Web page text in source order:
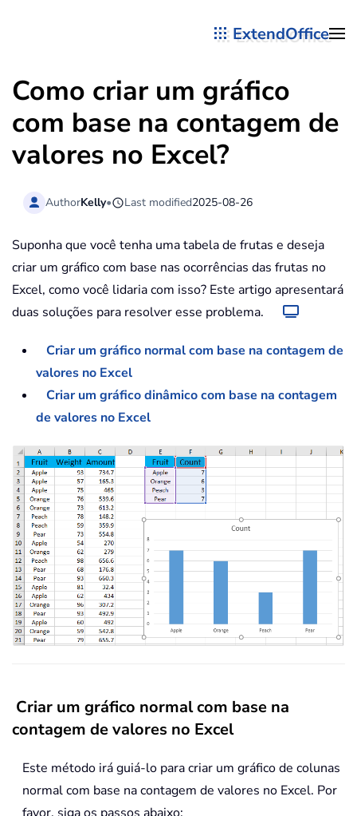
ExtendOffice
Como criar um gráfico
com base na contagem de
valores no Excel?
AuthorKelly• Last modified2025-08-26
Suponha que você tenha uma tabela de frutas e deseja
criar um gráfico com base nas ocorrências das frutas no
Excel, como você lidaria com isso? Este artigo apresentará
duas soluções para resolver esse problema.
Criar um gráfico normal com base na contagem de
valores no Excel
Criar um gráfico dinâmico com base na contagem
de valores no Excel
Criar um gráfico normal com base na
contagem de valores no Excel
Este método irá guiá-lo para criar um gráfico de colunas
normal com base na contagem de valores no Excel. Por